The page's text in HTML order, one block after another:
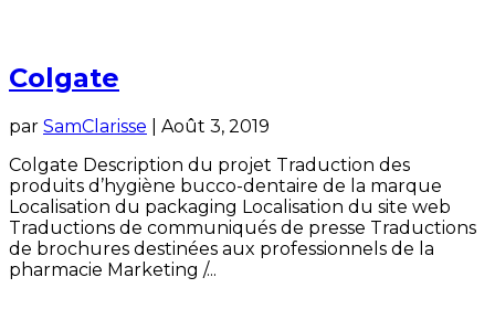
Colgate
par SamClarisse
Août 3, 2019
Colgate Description du projet Traduction des
produits d’hygiène bucco-dentaire de la marque
Localisation du packaging Localisation du site web
Traductions de communiqués de presse Traductions
de brochures destinées aux professionnels de la
pharmacie Marketing /...